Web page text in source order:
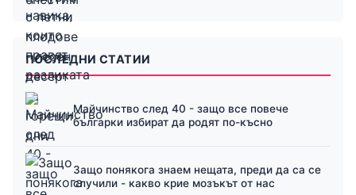
ПОСЛЕДНИ СТАТИИ
Майчинство след 40 - защо все повече
българки избират да родят по-късно
Защо понякога знаем нещата, преди да са се
случили - какво крие мозъкът от нас